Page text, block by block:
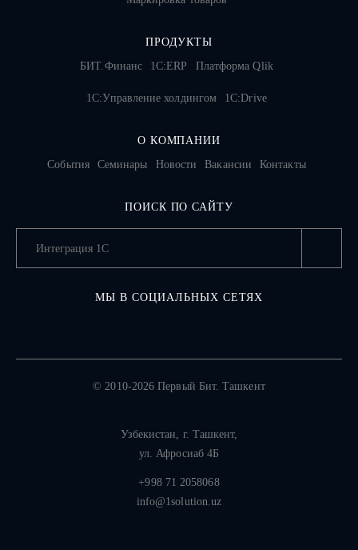
ПРОДУКТЫ
БИТ.Финанс
1С:ERP Платформа Qlik
1С:Управление холдингом 1C:Drive
О КОМПАНИИ
События
Семинары Новости Вакансии Контакты
ПОИСК ПО САЙТУ
МЫ В СОЦИАЛЬНЫХ СЕТЯХ
© 2010-2026 Первый Бит. Ташкент
Узбекистан, г. Ташкент,
ул. Афросиаб 4Б
+998 71 2058068
info@1solution.uz